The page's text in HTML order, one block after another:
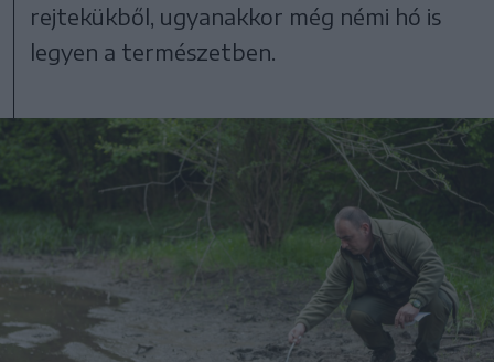
rejtekükből, ugyanakkor még némi hó is
legyen a természetben.